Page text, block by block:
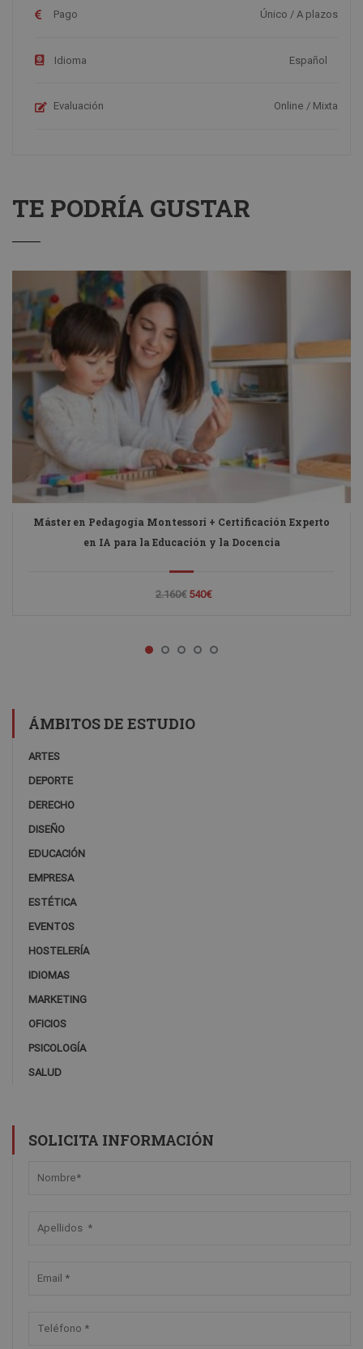
Pago Único / A plazos
Idioma Español
Evaluación Online / Mixta
TE PODRÍA GUSTAR
Máster en Pedagogía Montessori + Certificación Experto
en IA para la Educación y la Docencia
2.160€ 540€
ÁMBITOS DE ESTUDIO
ARTES
DEPORTE
DERECHO
DISEÑO
EDUCACIÓN
EMPRESA
ESTÉTICA
EVENTOS
HOSTELERÍA
IDIOMAS
MARKETING
OFICIOS
PSICOLOGÍA
SALUD
SOLICITA INFORMACIÓN